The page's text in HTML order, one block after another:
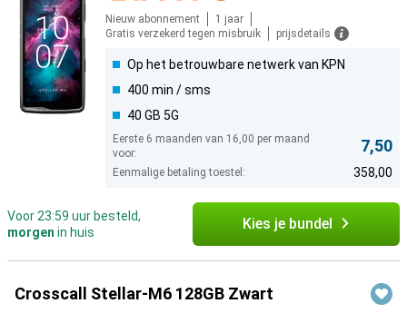
Nieuw abonnement
1 jaar
Gratis verzekerd tegen misbruik
prijsdetails
Op het betrouwbare netwerk van KPN
400 min / sms
40 GB 5G
Eerste 6 maanden van 16,00 per maand
voor:
7,50
Eenmalige betaling toestel: 358,00
Voor 23:59 uur besteld,
morgen in huis Kies je bundel
Crosscall Stellar-M6 128GB Zwart